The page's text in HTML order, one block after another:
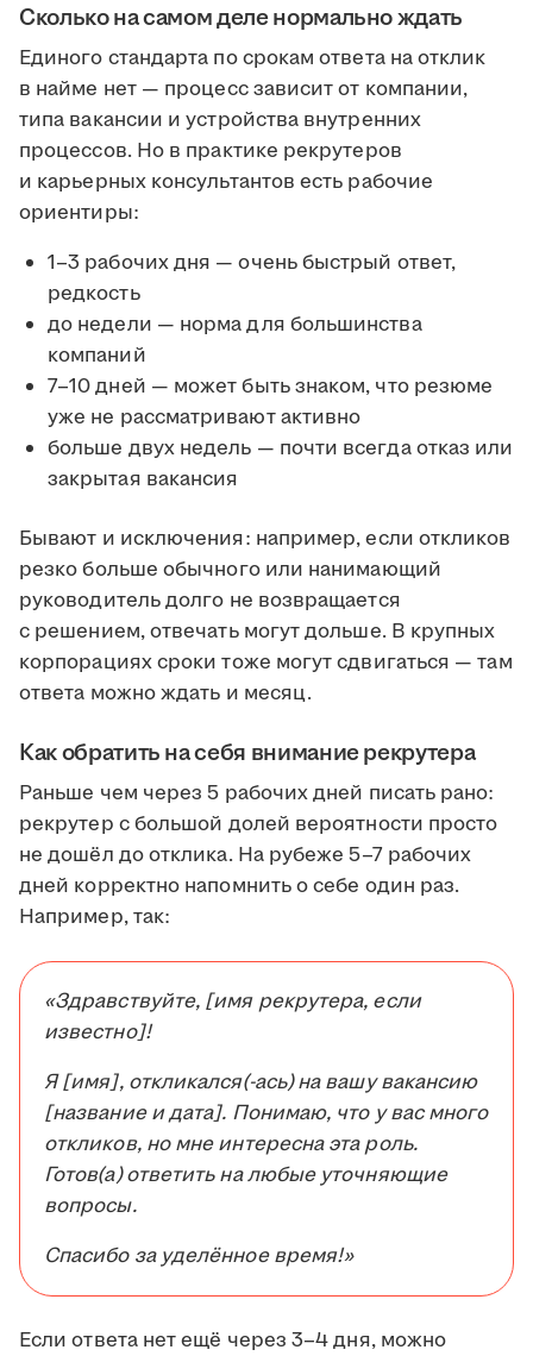
Сколько на самом деле нормально ждать
Единого стандарта по срокам ответа на отклик
в найме нет — процесс зависит от компании,
типа вакансии и устройства внутренних
процессов. Но в практике рекрутеров
и карьерных консультантов есть рабочие
ориентиры:
1–3 рабочих дня — очень быстрый ответ,
редкость
до недели — норма для большинства
компаний
7–10 дней — может быть знаком, что резюме
уже не рассматривают активно
больше двух недель — почти всегда отказ или
закрытая вакансия
Бывают и исключения: например, если откликов
резко больше обычного или нанимающий
руководитель долго не возвращается
с решением, отвечать могут дольше. В крупных
корпорациях сроки тоже могут сдвигаться — там
ответа можно ждать и месяц.
Как обратить на себя внимание рекрутера
Раньше чем через 5 рабочих дней писать рано:
рекрутер с большой долей вероятности просто
не дошёл до отклика. На рубеже 5–7 рабочих
дней корректно напомнить о себе один раз.
Например, так:
«Здравствуйте, [имя рекрутера, если
известно]!
Я [имя], откликался(-ась) на вашу вакансию
[название и дата]. Понимаю, что у вас много
откликов, но мне интересна эта роль.
Готов(а) ответить на любые уточняющие
вопросы.
Спасибо за уделённое время!»
Если ответа нет ещё через 3–4 дня, можно